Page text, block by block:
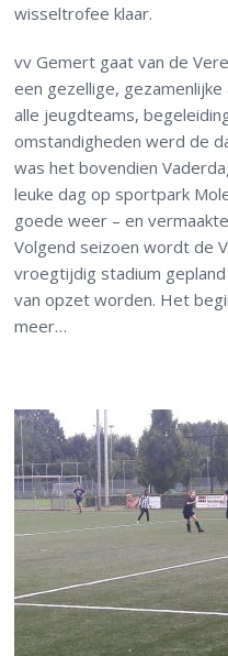
wisseltrofee klaar.
vv Gemert gaat van de
een gezellige,
alle jeugdteams,
omstandigheden werd de
was het bovendien
leuke dag op sportpark
goede weer – en
Volgend seizoen wordt de
vroegtijdig stadium
van opzet worden. Het
meer…